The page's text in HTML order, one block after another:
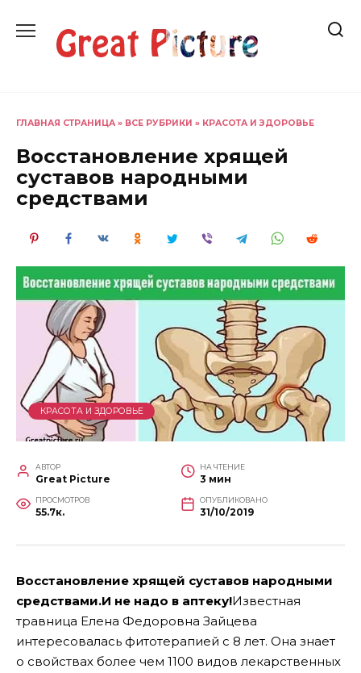
содержанию
ГЛАВНАЯ СТРАНИЦА » ВСЕ РУБРИКИ » КРАСОТА И ЗДОРОВЬЕ
Восстановление хрящей
суставов народными
средствами
КРАСОТА И ЗДОРОВЬЕ
АВТОР
Great Picture
НА ЧТЕНИЕ
3 мин
ПРОСМОТРОВ
55.7к.
ОПУБЛИКОВАНО
31/10/2019
Восстановление хрящей суставов народными
средствами.И не надо в аптеку!Известная
травница Елена Федоровна Зайцева
интересовалась фитотерапией с 8 лет. Она знает
о свойствах более чем 1100 видов лекарственных